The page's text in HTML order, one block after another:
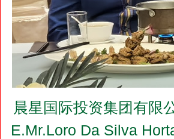
晨星国际投资集团有限
E.Mr.Loro Da Silva